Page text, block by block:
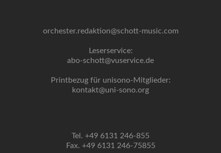
orchester.redaktion@schott-music.com
Leserservice:
abo-schott@vuservice.de
Printbezug für unisono-Mitglieder:
kontakt@uni-sono.org
Tel. +49 6131 246-855
Fax. +49 6131 246-75855